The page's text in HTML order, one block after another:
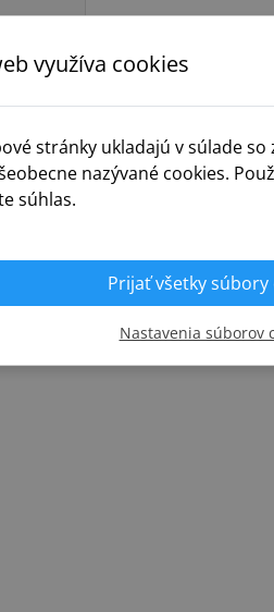
využíva cookies
stránky ukladajú v súlade
nazývané cookies.
súhlas.
Prijať všetky súbory
Nastavenia súborov